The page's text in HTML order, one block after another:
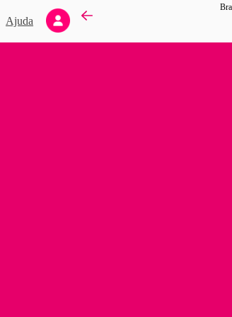
Ajuda